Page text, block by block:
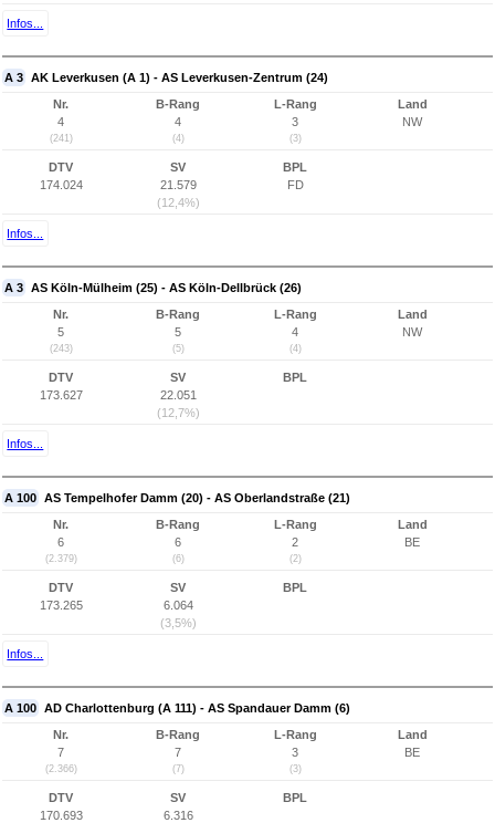
Infos...
A 3 AK Leverkusen (A 1) - AS Leverkusen-Zentrum (24)
Nr.
4
(241)
B-Rang
4
(4)
L-Rang
3
(3)
Land
NW
DTV
174.024
SV
21.579
(12,4%)
BPL
FD
Infos...
A 3 AS Köln-Mülheim (25) - AS Köln-Dellbrück (26)
Nr.
5
(243)
B-Rang
5
(5)
L-Rang
4
(4)
Land
NW
DTV
173.627
SV
22.051
(12,7%)
BPL
Infos...
A 100 AS Tempelhofer Damm (20) - AS Oberlandstraße (21)
Nr.
6
(2.379)
B-Rang
6
(6)
L-Rang
2
(2)
Land
BE
DTV
173.265
SV
6.064
(3,5%)
BPL
Infos...
A 100 AD Charlottenburg (A 111) - AS Spandauer Damm (6)
Nr.
7
(2.366)
B-Rang
7
(7)
L-Rang
3
(3)
Land
BE
DTV
170.693
SV
6.316
BPL